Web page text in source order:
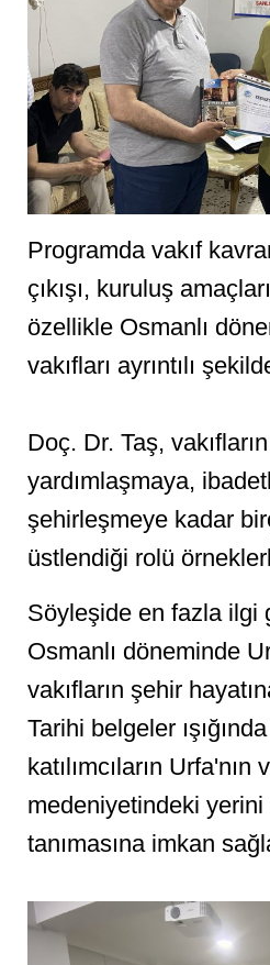
Programda vakıf
çıkışı, kuruluş
özellikle Osmanlı
vakıfları ayrıntılı
Doç. Dr. Taş,
yardımlaşmaya,
şehirleşmeye kadar
üstlendiği rolü
Söyleşide en fazla ilgi
Osmanlı döneminde
vakıfların şehir
Tarihi belgeler
katılımcıların Urfa'nın
medeniyetindeki yerini
tanımasına imkan